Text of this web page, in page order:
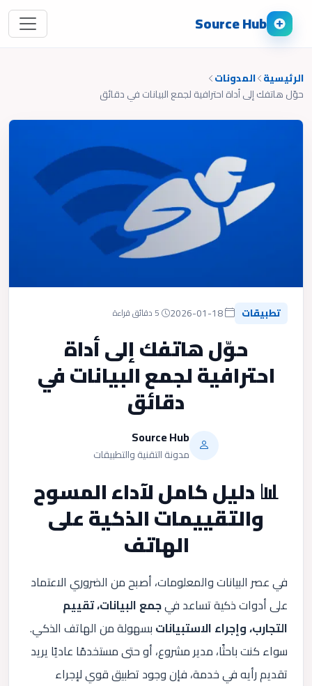
Source Hub
الرئيسية المدونات
حوّل هاتفك إلى أداة احترافية لجمع البيانات في دقائق
تطبيقات 2026-01-18
حوّل هاتفك إلى أداة
احترافية لجمع البيانات في
دقائق
Source Hub
مدونة التقنية والتطبيقات
📊 دليل كامل لآداء المسوح
والتقييمات الذكية على
الهاتف
في عصر البيانات والمعلومات، أصبح من الضروري الاعتماد
على أدوات ذكية تساعد فيجمع البيانات، تقييم
التجارب، وإجراء الاستبيانات بسهولة من الهاتف الذكي.
سواء كنت باحثًا، مدير مشروع، أو حتى مستخدمًا عاديًا يريد
تقديم رأيه في خدمة، فإن وجود تطبيق قوي لإجراء